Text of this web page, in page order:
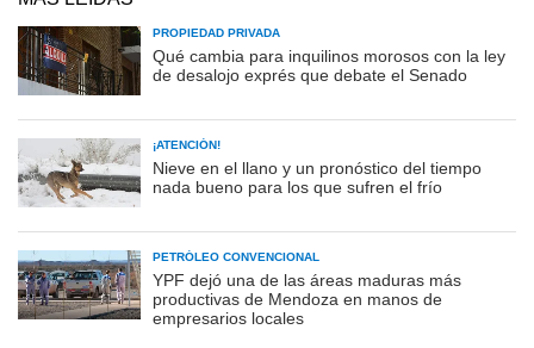
PROPIEDAD PRIVADA
Qué cambia para inquilinos morosos con la ley
de desalojo exprés que debate el Senado
¡ATENCIÓN!
Nieve en el llano y un pronóstico del tiempo
nada bueno para los que sufren el frío
PETRÓLEO CONVENCIONAL
YPF dejó una de las áreas maduras más
productivas de Mendoza en manos de
empresarios locales